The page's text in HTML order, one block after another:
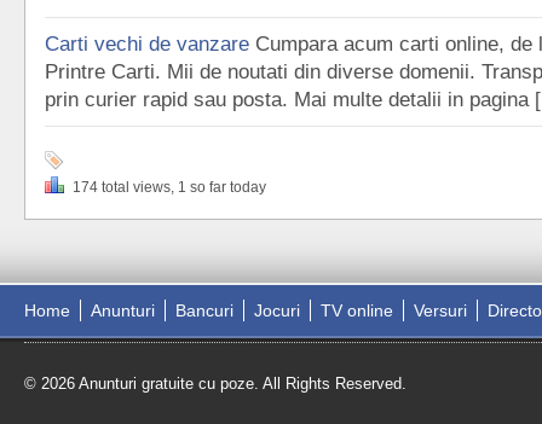
Carti vechi de vanzare Cumpara acum carti online, de
Printre Carti. Mii de noutati din diverse domenii.
prin curier rapid sau posta. Mai multe detalii in
174 total views, 1 so far today
Home Anunturi Bancuri Jocuri TV online Versuri
© 2026 Anunturi gratuite cu poze. All Rights Reserved.